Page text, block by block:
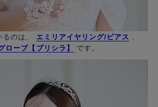
のは、 エミリアイヤリング/ピアス
ローブ【プリシラ】
です。